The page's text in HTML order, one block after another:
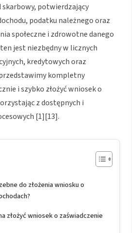
skarbowy, potwierdzający
podatku należnego oraz
społeczne i zdrowotne danego
jest niezbędny w licznych
kredytowych oraz
kompletny
i szybko złożyć wniosek o
z dostępnych i
[1][13].
do złożenia wniosku o
złożyć wniosek o zaświadczenie